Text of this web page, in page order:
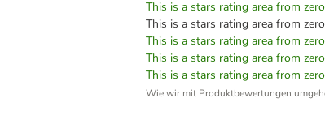
This is a stars rating area from
This is a stars rating area from
This is a stars rating area from
This is a stars rating area from
This is a stars rating area from
Wie wir mit Produktbewertungen